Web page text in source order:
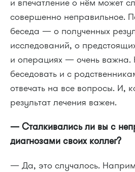
совершенно неправильное.
беседа — о полученных
исследований, о
и операциях — очень важна.
беседовать и с
отвечать на все вопросы. И,
результат лечения важен.
— Сталкивались ли вы с
диагнозами своих коллег?
— Да, это случалось.